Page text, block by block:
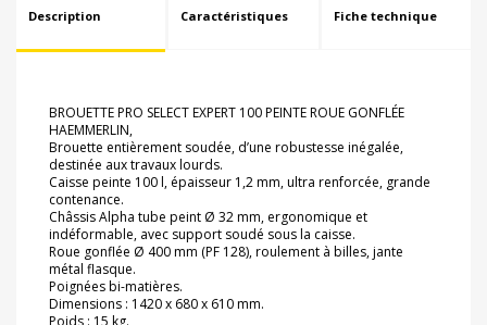
Description Caractéristiques Fiche technique
BROUETTE PRO SELECT EXPERT 100 PEINTE ROUE GONFLÉE
HAEMMERLIN,
Brouette entièrement soudée, d’une robustesse inégalée,
destinée aux travaux lourds.
Caisse peinte 100 l, épaisseur 1,2 mm, ultra renforcée, grande
contenance.
Châssis Alpha tube peint Ø 32 mm, ergonomique et
indéformable, avec support soudé sous la caisse.
Roue gonflée Ø 400 mm (PF 128), roulement à billes, jante
métal flasque.
Poignées bi-matières.
Dimensions : 1420 x 680 x 610 mm.